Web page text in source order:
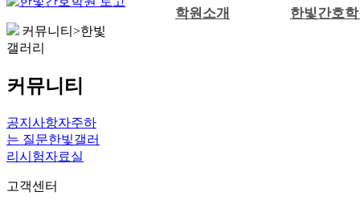
학원소개 한빛간호
커뮤니티>한빛
갤러리
커뮤니티
공지사항자주하
는 질문한빛갤러
리 시험자료실
고객센터